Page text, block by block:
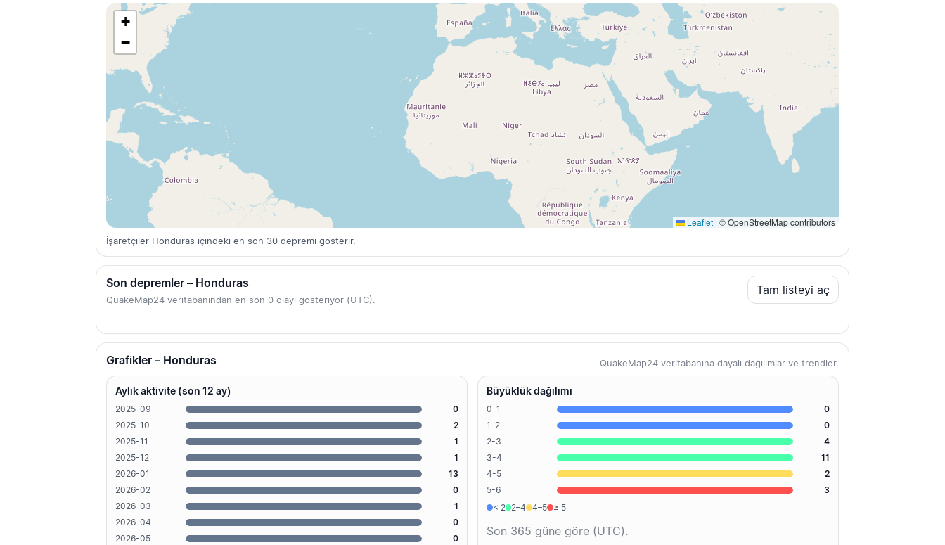
+
−
Leaflet | © OpenStreetMap contributors
İşaretçiler Honduras içindeki en son 30 depremi gösterir.
Son depremler – Honduras
QuakeMap24 veritabanından en son 0 olayı gösteriyor (UTC).
Tam listeyi aç
—
Grafikler – Honduras QuakeMap24 veritabanına dayalı dağılımlar ve trendler.
Aylık aktivite (son 12 ay)
2025-09
0
2025-10
2
2025-11
1
2025-12
1
2026-01
13
2026-02
0
2026-03
1
2026-04
0
2026-05
0
Büyüklük dağılımı
0-1
0
1-2
0
2-3
4
3-4
11
4-5
2
5-6
3
< 2
2–4 4–5 ≥ 5
Son 365 güne göre (UTC).